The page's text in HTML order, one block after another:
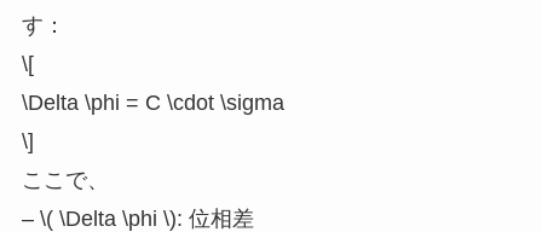
す：
\[
\Delta \phi = C \cdot \sigma
\]
ここで、
– \( \Delta \phi \): 位相差